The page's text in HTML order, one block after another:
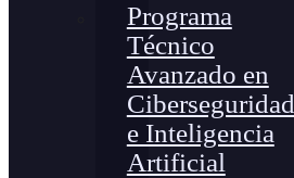
Programa
Técnico
Avanzado en
Ciberseguridad
e Inteligencia
Artificial